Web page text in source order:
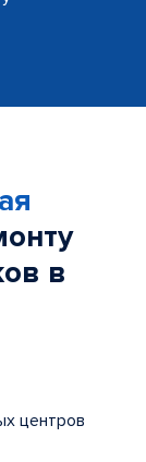
в
центров